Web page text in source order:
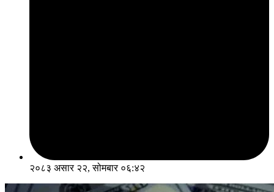
२०८३ असार २२, सोमबार ०६:४२